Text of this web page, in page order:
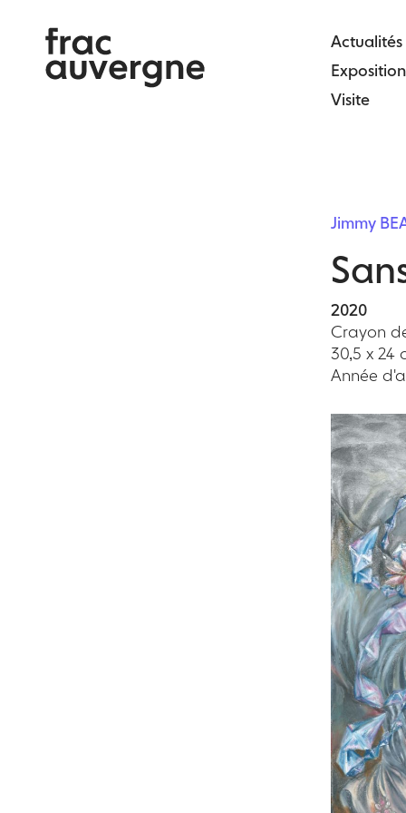
content
Actualités
Visite
Jimmy
2020
Crayon
30,5 x 24
Année